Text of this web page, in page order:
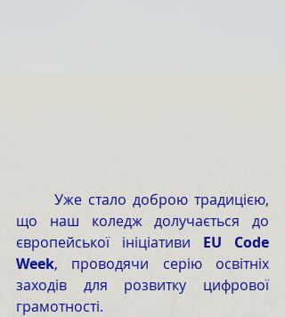
що наш коледж долучається до
європейської ініціативи EU Code
Week, проводячи серію освітніх
заходів для розвитку цифрової
грамотності.